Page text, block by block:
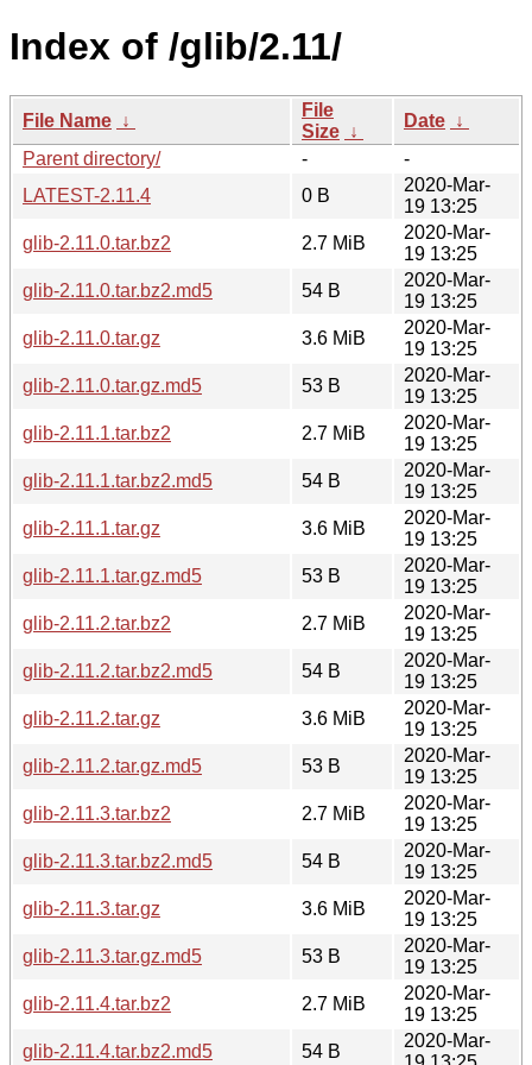
Index of /glib/2.11/
File Name ↓
File
Size ↓
Date ↓
Parent directory/
-
-
LATEST-2.11.4
0 B
2020-Mar-
19 13:25
glib-2.11.0.tar.bz2
2.7 MiB
2020-Mar-
19 13:25
glib-2.11.0.tar.bz2.md5
54 B
2020-Mar-
19 13:25
glib-2.11.0.tar.gz
3.6 MiB
2020-Mar-
19 13:25
glib-2.11.0.tar.gz.md5
53 B
2020-Mar-
19 13:25
glib-2.11.1.tar.bz2
2.7 MiB
2020-Mar-
19 13:25
glib-2.11.1.tar.bz2.md5
54 B
2020-Mar-
19 13:25
glib-2.11.1.tar.gz
3.6 MiB
2020-Mar-
19 13:25
glib-2.11.1.tar.gz.md5
53 B
2020-Mar-
19 13:25
glib-2.11.2.tar.bz2
2.7 MiB
2020-Mar-
19 13:25
glib-2.11.2.tar.bz2.md5
54 B
2020-Mar-
19 13:25
glib-2.11.2.tar.gz
3.6 MiB
2020-Mar-
19 13:25
glib-2.11.2.tar.gz.md5
53 B
2020-Mar-
19 13:25
glib-2.11.3.tar.bz2
2.7 MiB
2020-Mar-
19 13:25
glib-2.11.3.tar.bz2.md5
54 B
2020-Mar-
19 13:25
glib-2.11.3.tar.gz
3.6 MiB
2020-Mar-
19 13:25
glib-2.11.3.tar.gz.md5
53 B
2020-Mar-
19 13:25
glib-2.11.4.tar.bz2
2.7 MiB
2020-Mar-
19 13:25
glib-2.11.4.tar.bz2.md5
54 B
2020-Mar-